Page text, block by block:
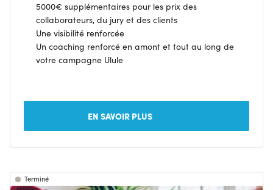
5000€ supplémentaires pour les prix des
collaborateurs, du jury et des clients
Une visibilité renforcée
Un coaching renforcé en amont et tout au long de
votre campagne Ulule
EN SAVOIR PLUS
Terminé